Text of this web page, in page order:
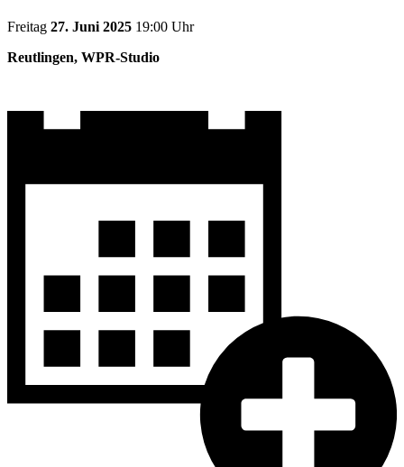
Freitag 27. Juni 2025 19:00 Uhr
Reutlingen, WPR-Studio